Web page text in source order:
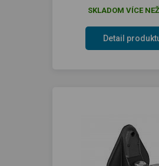
SKLADOM VÍCE
Detail